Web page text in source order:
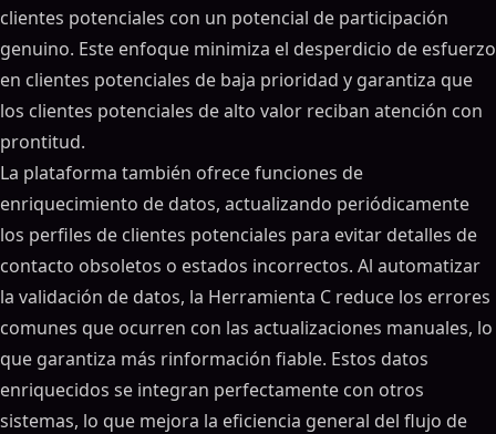
clientes potenciales con un potencial de participación
genuino. Este enfoque minimiza el desperdicio de esfuerzo
en clientes potenciales de baja prioridad y garantiza que
los clientes potenciales de alto valor reciban atención con
prontitud.
La plataforma también ofrece funciones de
enriquecimiento de datos, actualizando periódicamente
los perfiles de clientes potenciales para evitar detalles de
contacto obsoletos o estados incorrectos. Al automatizar
la validación de datos, la Herramienta C reduce los errores
comunes que ocurren con las actualizaciones manuales, lo
que garantiza más rinformación fiable. Estos datos
enriquecidos se integran perfectamente con otros
sistemas, lo que mejora la eficiencia general del flujo de